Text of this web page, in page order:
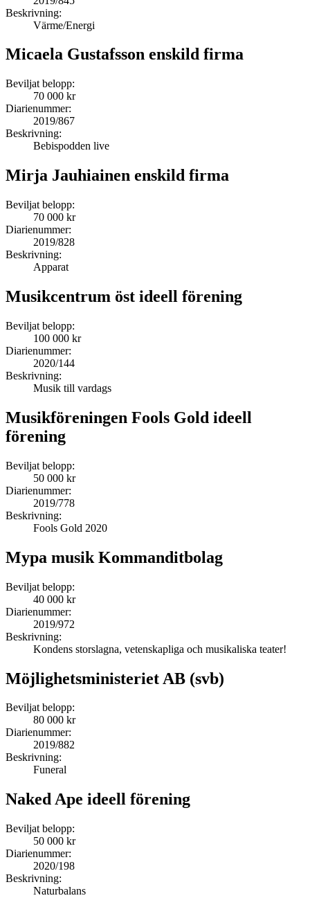
Beskrivning:
Värme/Energi
Micaela Gustafsson enskild firma
Beviljat belopp:
70 000 kr
Diarienummer:
2019/867
Beskrivning:
Bebispodden live
Mirja Jauhiainen enskild firma
Beviljat belopp:
70 000 kr
Diarienummer:
2019/828
Beskrivning:
Apparat
Musikcentrum öst ideell förening
Beviljat belopp:
100 000 kr
Diarienummer:
2020/144
Beskrivning:
Musik till vardags
Musikföreningen Fools Gold ideell
förening
Beviljat belopp:
50 000 kr
Diarienummer:
2019/778
Beskrivning:
Fools Gold 2020
Mypa musik Kommanditbolag
Beviljat belopp:
40 000 kr
Diarienummer:
2019/972
Beskrivning:
Kondens storslagna, vetenskapliga och musikaliska teater!
Möjlighetsministeriet AB (svb)
Beviljat belopp:
80 000 kr
Diarienummer:
2019/882
Beskrivning:
Funeral
Naked Ape ideell förening
Beviljat belopp:
50 000 kr
Diarienummer:
2020/198
Beskrivning:
Naturbalans